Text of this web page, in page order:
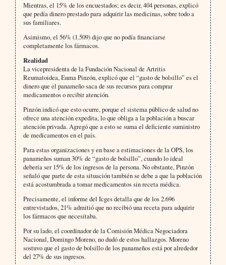
Mientras, el 15% de los encuestados; es decir, 404 personas, explicó
que pedía dinero prestado para adquirir las medicinas, sobre todo a
sus familiares.
Asimismo, el 56% (1.509) dijo que no podía financiarse
completamente los fármacos.
Realidad
La vicepresidenta de la Fundación Nacional de Artritis
Reumatoidea, Enma Pinzón, explicó que el “gasto de bolsillo” es el
dinero que el panameño saca de sus recursos para comprar
medicamentos o recibir atención.
Pinzón indicó que esto ocurre, porque el sistema público de salud no
ofrece una atención expedita, lo que obliga a la población a buscar
atención privada. Agregó que a esto se suma el deficiente suministro
de medicamentos en el país.
Para estas organizaciones y en base a estimaciones de la OPS, los
panameños suman 30% de “gasto de bolsillo”, cuando lo ideal
debería ser 15% de los ingresos de la persona. No obstante, Pinzón
señaló que parte de esta situación también se debe a que la población
está acostumbrada a tomar medicamentos sin receta médica.
Precisamente, el informe del Icges detalla que de los 2.696
entrevistados, 21% admitió que no recibió una receta para adquirir
los fármacos que necesitaba.
Por su lado, el coordinador de la Comisión Médica Negociadora
Nacional, Domingo Moreno, no dudó de estos hallazgos. Moreno
sostuvo que el gasto de bolsillo de los panameños está por alrededor
del 27% de sus ingresos.